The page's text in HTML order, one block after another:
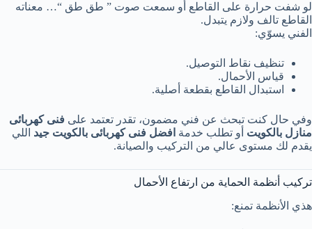
لو شفت حرارة على القاطع أو سمعت صوت ” طق طق “… معناته
القاطع تالف ولازم يتبدل.
الفني يسوّي:
تنظيف نقاط التوصيل.
قياس الأحمال.
استبدال القاطع بقطعة أصلية.
وفي حال كنت تبحث عن فني مضمون، تقدر تعتمد على فنى كهربائى
منازل بالكويت أو تطلب خدمة افضل فنى كهربائى بالكويت جيد اللي
يقدم لك مستوى عالي من التركيب والصيانة.
تركيب أنظمة الحماية من ارتفاع الأحمال
هذي الأنظمة تمنع: